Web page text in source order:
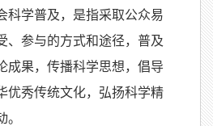
科学普及，是指采取公众易
、参与的方式和途径，普及
成果，传播科学思想，倡导
优秀传统文化，弘扬科学精